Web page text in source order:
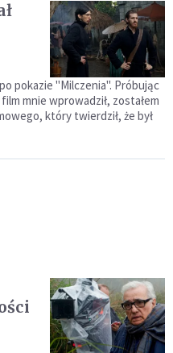
pokazie "Milczenia". Próbując
mnie wprowadził, zostałem
który twierdził, że był